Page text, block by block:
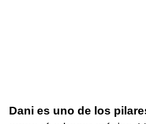
Dani es uno de los